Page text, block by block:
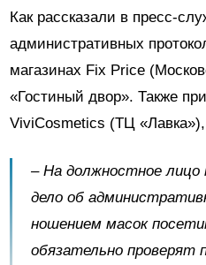
Как рассказали в пресс-
административных
магазинах Fix Price
«Гостиный двор». Также
ViviCosmetics (ТЦ
– На должностное лицо
дело об
ношением масок
обязательно проверят